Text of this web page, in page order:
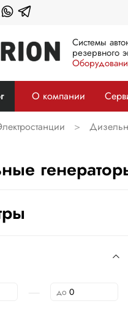
Системы
резервного
О компании
до